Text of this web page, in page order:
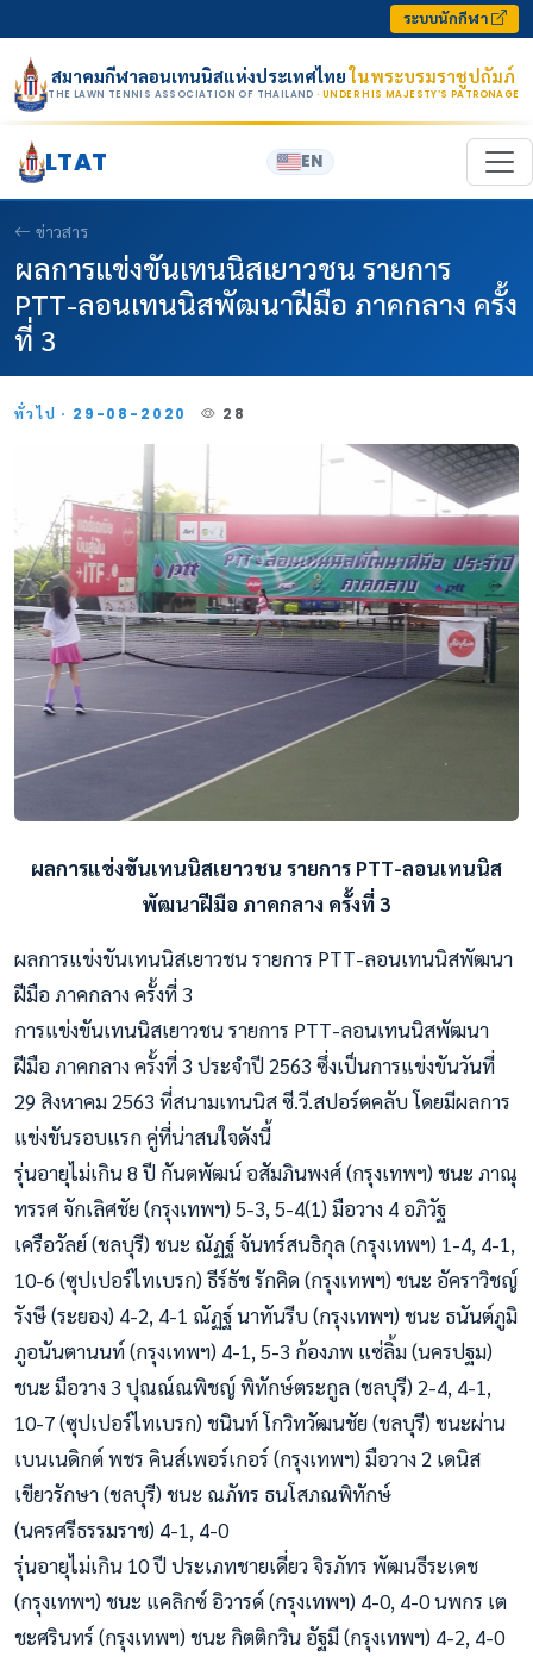
ระบบนักกีฬา
สมาคมกีฬาลอนเทนนิสแห่งประเทศไทยในพระบรมราชูปถัมภ์
THE LAWN TENNIS ASSOCIATION OF THAILAND · UNDER HIS MAJESTY’S PATRONAGE
LTAT EN
ข่าวสาร
ผลการแข่งขันเทนนิสเยาวชน รายการ
PTT-ลอนเทนนิสพัฒนาฝีมือ ภาคกลาง ครั้ง
ที่ 3
ทั่วไป · 29-08-2020 28
ผลการแข่งขันเทนนิสเยาวชน รายการ PTT-ลอนเทนนิส
พัฒนาฝีมือ ภาคกลาง ครั้งที่ 3
ผลการแข่งขันเทนนิสเยาวชน รายการ PTT-ลอนเทนนิสพัฒนา
ฝีมือ ภาคกลาง ครั้งที่ 3
การแข่งขันเทนนิสเยาวชน รายการ PTT-ลอนเทนนิสพัฒนา
ฝีมือ ภาคกลาง ครั้งที่ 3 ประจำปี 2563 ซึ่งเป็นการแข่งขันวันที่
29 สิงหาคม 2563 ที่สนามเทนนิส ซี.วี.สปอร์ตคลับ โดยมีผลการ
แข่งขันรอบแรก คู่ที่น่าสนใจดังนี้
รุ่นอายุไม่เกิน 8 ปี กันตพัฒน์ อสัมภินพงศ์ (กรุงเทพฯ) ชนะ ภาณุ
ทรรศ จักเลิศชัย (กรุงเทพฯ) 5-3, 5-4(1) มือวาง 4 อภิวัฐ
เครือวัลย์ (ชลบุรี) ชนะ ณัฏฐ์ จันทร์สนธิกุล (กรุงเทพฯ) 1-4, 4-1,
10-6 (ซุปเปอร์ไทเบรก) ธีร์ธัช รักคิด (กรุงเทพฯ) ชนะ อัคราวิชญ์
รังษี (ระยอง) 4-2, 4-1 ณัฏฐ์ นาทันรีบ (กรุงเทพฯ) ชนะ ธนันต์ภูมิ
ภูอนันตานนท์ (กรุงเทพฯ) 4-1, 5-3 ก้องภพ แซ่ลิ้ม (นครปฐม)
ชนะ มือวาง 3 ปุณณ์ณพิชญ์ พิทักษ์ตระกูล (ชลบุรี) 2-4, 4-1,
10-7 (ซุปเปอร์ไทเบรก) ชนินท์ โกวิทวัฒนชัย (ชลบุรี) ชนะผ่าน
เบนเนดิกต์ พชร คินส์เพอร์เกอร์ (กรุงเทพฯ) มือวาง 2 เดนิส
เขียวรักษา (ชลบุรี) ชนะ ณภัทร ธนโสภณพิทักษ์
(นครศรีธรรมราช) 4-1, 4-0
รุ่นอายุไม่เกิน 10 ปี ประเภทชายเดี่ยว จิรภัทร พัฒนธีระเดช
(กรุงเทพฯ) ชนะ แคลิกซ์ อิวารด์ (กรุงเทพฯ) 4-0, 4-0 นพกร เต
ชะศรินทร์ (กรุงเทพฯ) ชนะ กิตติกวิน อัฐมี (กรุงเทพฯ) 4-2, 4-0